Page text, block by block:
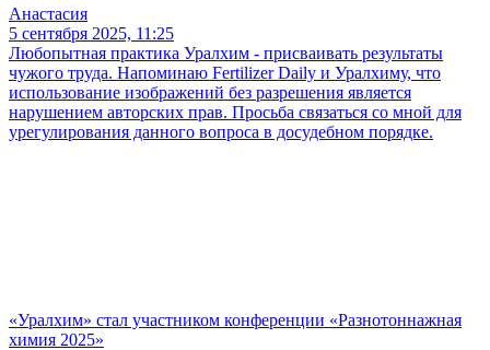
Анастасия
5 сентября 2025, 11:25
Любопытная практика Уралхим - присваивать результаты
чужого труда. Напоминаю Fertilizer Daily и Уралхиму, что
использование изображений без разрешения является
нарушением авторских прав. Просьба связаться со мной для
урегулирования данного вопроса в досудебном порядке.
«Уралхим» стал участником конференции «Разнотоннажная
химия 2025»